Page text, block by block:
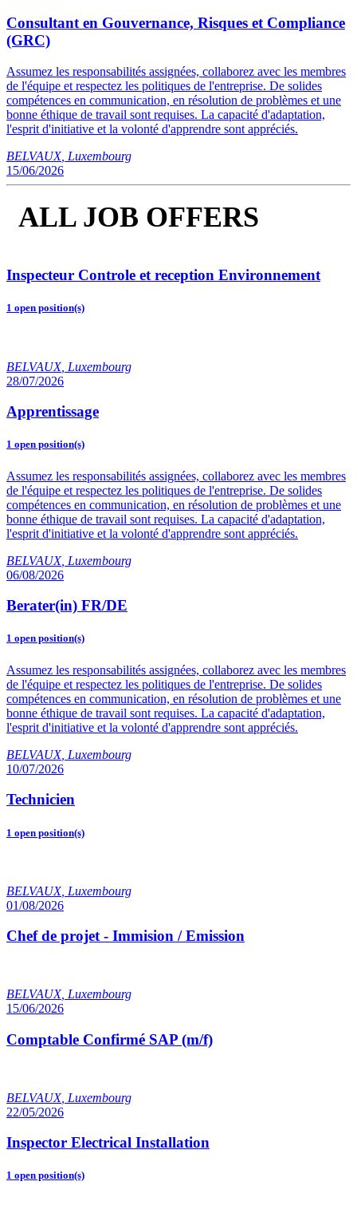
Consultant en Gouvernance, Risques et Compliance
(GRC)
Assumez les responsabilités assignées, collaborez avec les membres
de l'équipe et respectez les politiques de l'entreprise. De solides
compétences en communication, en résolution de problèmes et une
bonne éthique de travail sont requises. La capacité d'adaptation,
l'esprit d'initiative et la volonté d'apprendre sont appréciés.
BELVAUX, Luxembourg
15/06/2026
ALL JOB OFFERS
Inspecteur Controle et reception Environnement
1 open position(s)
BELVAUX, Luxembourg
28/07/2026
Apprentissage
1 open position(s)
Assumez les responsabilités assignées, collaborez avec les membres
de l'équipe et respectez les politiques de l'entreprise. De solides
compétences en communication, en résolution de problèmes et une
bonne éthique de travail sont requises. La capacité d'adaptation,
l'esprit d'initiative et la volonté d'apprendre sont appréciés.
BELVAUX, Luxembourg
06/08/2026
Berater(in) FR/DE
1 open position(s)
Assumez les responsabilités assignées, collaborez avec les membres
de l'équipe et respectez les politiques de l'entreprise. De solides
compétences en communication, en résolution de problèmes et une
bonne éthique de travail sont requises. La capacité d'adaptation,
l'esprit d'initiative et la volonté d'apprendre sont appréciés.
BELVAUX, Luxembourg
10/07/2026
Technicien
1 open position(s)
BELVAUX, Luxembourg
01/08/2026
Chef de projet - Immision / Emission
BELVAUX, Luxembourg
15/06/2026
Comptable Confirmé SAP (m/f)
BELVAUX, Luxembourg
22/05/2026
Inspector Electrical Installation
1 open position(s)